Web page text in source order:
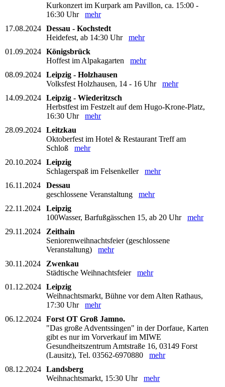
Kurkonzert im Kurpark am Pavillon, ca. 15:00 -
16:30 Uhr mehr
17.08.2024 Dessau - Kochstedt
Heidefest, ab 14:30 Uhr mehr
01.09.2024 Königsbrück
Hoffest im Alpakagarten mehr
08.09.2024 Leipzig - Holzhausen
Volksfest Holzhausen, 14 - 16 Uhr mehr
14.09.2024 Leipzig - Wiederitzsch
Herbstfest im Festzelt auf dem Hugo-Krone-Platz,
16:30 Uhr mehr
28.09.2024 Leitzkau
Oktoberfest im Hotel & Restaurant Treff am
Schloß mehr
20.10.2024 Leipzig
Schlagerspaß im Felsenkeller mehr
16.11.2024
Dessau
geschlossene Veranstaltung mehr
22.11.2024
Leipzig
100Wasser, Barfußgässchen 15, ab 20 Uhr mehr
29.11.2024
Zeithain
Seniorenweihnachtsfeier (geschlossene
Veranstaltung) mehr
30.11.2024
Zwenkau
Städtische Weihnachtsfeier mehr
01.12.2024 Leipzig
Weihnachtsmarkt, Bühne vor dem Alten Rathaus,
17:30 Uhr mehr
06.12.2024 Forst OT Groß Jamno.
"Das große Adventssingen" in der Dorfaue, Karten
gibt es nur im Vorverkauf im MIWE
Gesundheitszentrum Amtstraße 16, 03149 Forst
(Lausitz), Tel. 03562-6970880 mehr
08.12.2024 Landsberg
Weihnachtsmarkt, 15:30 Uhr mehr